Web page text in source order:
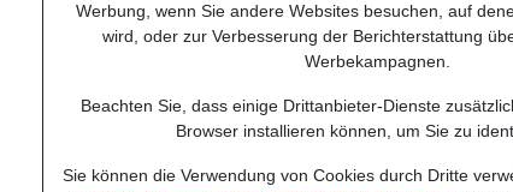
Werbung, wenn Sie andere Websites besuchen, auf
wird, oder zur Verbesserung der Berichterstattung
Werbekampagnen.
Beachten Sie, dass einige Drittanbieter-Dienste
Browser installieren können, um Sie zu
Sie können die Verwendung von Cookies durch Dritte